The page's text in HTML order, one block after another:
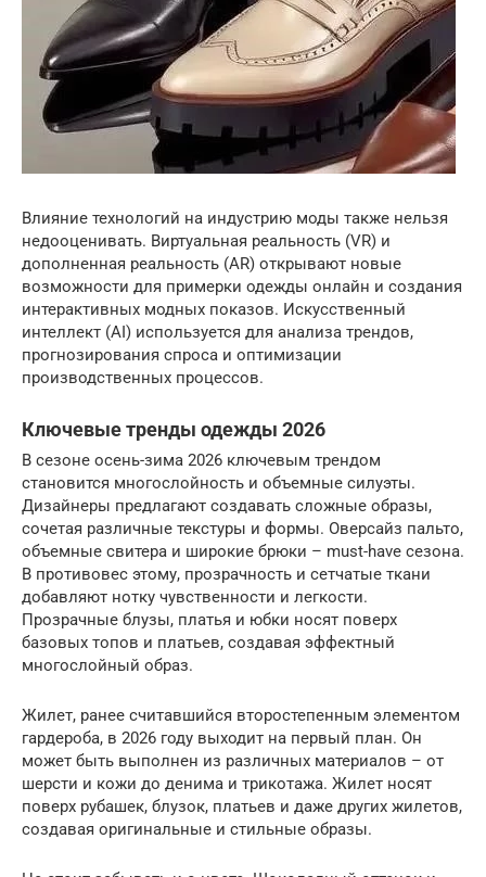
Влияние технологий на индустрию моды также нельзя
недооценивать. Виртуальная реальность (VR) и
дополненная реальность (AR) открывают новые
возможности для примерки одежды онлайн и создания
интерактивных модных показов. Искусственный
интеллект (AI) используется для анализа трендов,
прогнозирования спроса и оптимизации
производственных процессов.
Ключевые тренды одежды 2026
В сезоне осень-зима 2026 ключевым трендом
становится многослойность и объемные силуэты.
Дизайнеры предлагают создавать сложные образы,
сочетая различные текстуры и формы. Оверсайз пальто,
объемные свитера и широкие брюки – must-have сезона.
В противовес этому, прозрачность и сетчатые ткани
добавляют нотку чувственности и легкости.
Прозрачные блузы, платья и юбки носят поверх
базовых топов и платьев, создавая эффектный
многослойный образ.
Жилет, ранее считавшийся второстепенным элементом
гардероба, в 2026 году выходит на первый план. Он
может быть выполнен из различных материалов – от
шерсти и кожи до денима и трикотажа. Жилет носят
поверх рубашек, блузок, платьев и даже других жилетов,
создавая оригинальные и стильные образы.